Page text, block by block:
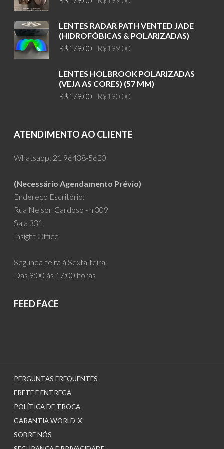
was:
R$199.00.
is:
R$179.00.
LENTES RADAR PATH VENTED JADE
(HIDROFÓBICAS & POLARIZADAS)
R$199.00
was:
R$199.00.
R$179.00
is:
R$179.00.
LENTES HOLBROOK POLARIZADAS
(VEJA AS CORES) (57 MM)
R$190.00
R$190.00.
R$179.00
R$179.00.
ATENDIMENTO AO CLIENTE
Whatsapp: 21 96438-5620
(Necessário Agendamento Prévio)
Endereço Escritório:
Rua Nelson Cardoso - n 309
Sala 331
Insight Office
Segunda-feira à Sexta-feira,
Das 9:00 às 17:00 horas
FEED FACE
PERGUNTAS FREQUENTES
FRETE E ENTREGA
POLÍTICA DE TROCA
GARANTIA WORLD-X
SOBRE NÓS